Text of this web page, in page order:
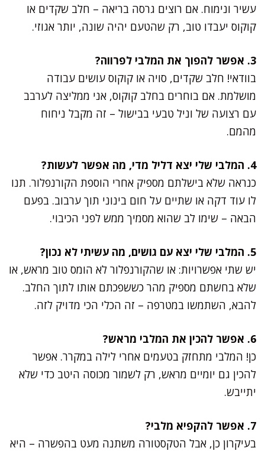
עשיר ונימוח. אם רוצים גרסה בריאה – חלב שקדים או
קוקוס יעבדו טוב, רק שהטעם יהיה שונה, יותר אגוזי.
3. אפשר להפוך את המלבי לפרווה?
בוודאי! חלב שקדים, סויה או קוקוס עושים עבודה
מושלמת. אם בוחרים בחלב קוקוס, אני ממליצה לערבב
עם רצועה של וניל טבעי בבישול – זה מקבל ניחוח
מהמם.
4. המלבי שלי יצא דליל מדי, מה אפשר לעשות?
כנראה שלא בישלתם מספיק אחרי הוספת הקורנפלור. תנו
לו עוד דקה או שתיים על חום בינוני תוך ערבוב. בפעם
הבאה – שימו לב שהוא מסמיך ממש לפני הכיבוי.
5. המלבי שלי יצא עם גושים, מה עשיתי לא נכון?
יש שתי אפשרויות: או שהקורנפלור לא הומס טוב מראש, או
שלא בחשתם מספיק מהר כששפכתם אותו לתוך החלב.
להבא, השתמשו במטרפה – זה הכלי הכי מדויק לזה.
6. אפשר להכין את המלבי מראש?
כן! המלבי מתחזק בטעמים אחרי לילה במקרר. אפשר
להכין גם יומיים מראש, רק לשמור מכוסה היטב כדי שלא
יתייבש.
7. אפשר להקפיא מלבי?
בעיקרון כן, אבל הטקסטורה משתנה מעט בהפשרה – היא